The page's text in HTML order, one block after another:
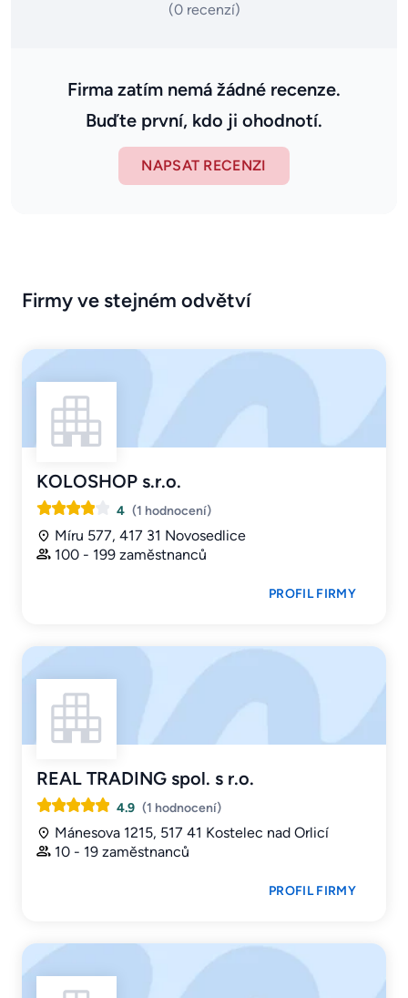
(0 recenzí)
Firma zatím nemá žádné recenze.
Buďte první, kdo ji ohodnotí.
NAPSAT RECENZI
Firmy ve stejném odvětví
KOLOSHOP s.r.o.
4 (1 hodnocení)
Míru 577, 417 31 Novosedlice
100 - 199 zaměstnanců
PROFIL FIRMY
REAL TRADING spol. s r.o.
4.9 (1 hodnocení)
Mánesova 1215, 517 41 Kostelec nad Orlicí
10 - 19 zaměstnanců
PROFIL FIRMY